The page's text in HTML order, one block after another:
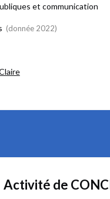
et communication
(donnée 2022)
Activité de